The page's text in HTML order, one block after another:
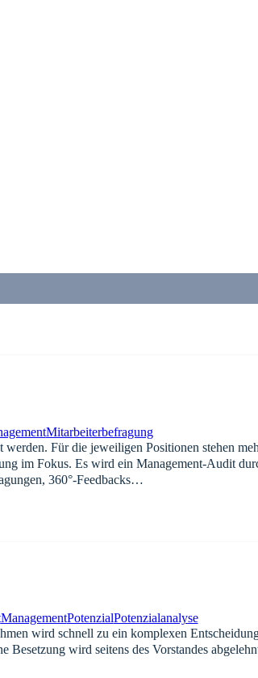
Mitarbeiterbefragung
Für die jeweiligen Positionen stehen
im Fokus. Es wird ein Management-Audit
360°-Feedbacks…
ManagementPotenzialPotenzialanalyse
wird schnell zu ein komplexen
wird seitens des Vorstandes